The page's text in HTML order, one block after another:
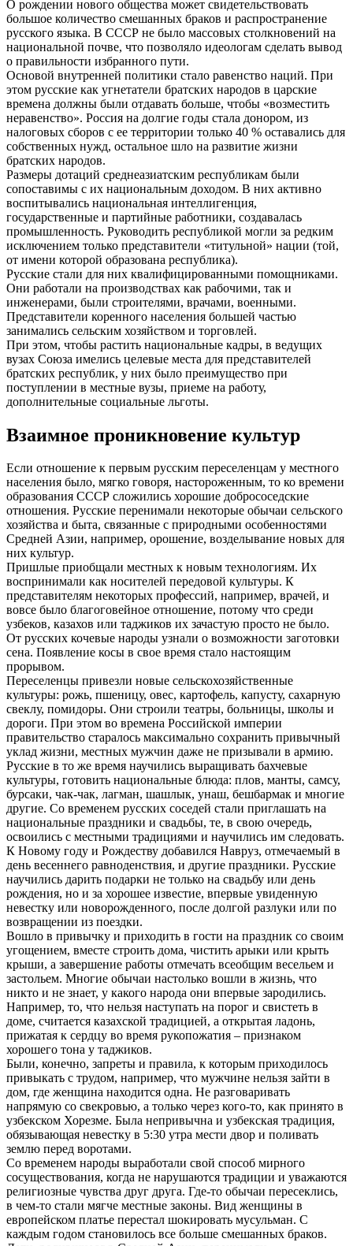
О рождении нового общества может свидетельствовать
большое количество смешанных браков и распространение
русского языка. В СССР не было массовых столкновений на
национальной почве, что позволяло идеологам сделать вывод
о правильности избранного пути.
Основой внутренней политики стало равенство наций. При
этом русские как угнетатели братских народов в царские
времена должны были отдавать больше, чтобы «возместить
неравенство». Россия на долгие годы стала донором, из
налоговых сборов с ее территории только 40 % оставались для
собственных нужд, остальное шло на развитие жизни
братских народов.
Размеры дотаций среднеазиатским республикам были
сопоставимы с их национальным доходом. В них активно
воспитывались национальная интеллигенция,
государственные и партийные работники, создавалась
промышленность. Руководить республикой могли за редким
исключением только представители «титульной» нации (той,
от имени которой образована республика).
Русские стали для них квалифицированными помощниками.
Они работали на производствах как рабочими, так и
инженерами, были строителями, врачами, военными.
Представители коренного населения большей частью
занимались сельским хозяйством и торговлей.
При этом, чтобы растить национальные кадры, в ведущих
вузах Союза имелись целевые места для представителей
братских республик, у них было преимущество при
поступлении в местные вузы, приеме на работу,
дополнительные социальные льготы.
Взаимное проникновение культур
Если отношение к первым русским переселенцам у местного
населения было, мягко говоря, настороженным, то ко времени
образования СССР сложились хорошие добрососедские
отношения. Русские перенимали некоторые обычаи сельского
хозяйства и быта, связанные с природными особенностями
Средней Азии, например, орошение, возделывание новых для
них культур.
Пришлые приобщали местных к новым технологиям. Их
воспринимали как носителей передовой культуры. К
представителям некоторых профессий, например, врачей, и
вовсе было благоговейное отношение, потому что среди
узбеков, казахов или таджиков их зачастую просто не было.
От русских кочевые народы узнали о возможности заготовки
сена. Появление косы в свое время стало настоящим
прорывом.
Переселенцы привезли новые сельскохозяйственные
культуры: рожь, пшеницу, овес, картофель, капусту, сахарную
свеклу, помидоры. Они строили театры, больницы, школы и
дороги. При этом во времена Российской империи
правительство старалось максимально сохранить привычный
уклад жизни, местных мужчин даже не призывали в армию.
Русские в то же время научились выращивать бахчевые
культуры, готовить национальные блюда: плов, манты, самсу,
бурсаки, чак-чак, лагман, шашлык, унаш, бешбармак и многие
другие. Со временем русских соседей стали приглашать на
национальные праздники и свадьбы, те, в свою очередь,
освоились с местными традициями и научились им следовать.
К Новому году и Рождеству добавился Навруз, отмечаемый в
день весеннего равноденствия, и другие праздники. Русские
научились дарить подарки не только на свадьбу или день
рождения, но и за хорошее известие, впервые увиденную
невестку или новорожденного, после долгой разлуки или по
возвращении из поездки.
Вошло в привычку и приходить в гости на праздник со своим
угощением, вместе строить дома, чистить арыки или крыть
крыши, а завершение работы отмечать всеобщим весельем и
застольем. Многие обычаи настолько вошли в жизнь, что
никто и не знает, у какого народа они впервые зародились.
Например, то, что нельзя наступать на порог и свистеть в
доме, считается казахской традицией, а открытая ладонь,
прижатая к сердцу во время рукопожатия – признаком
хорошего тона у таджиков.
Были, конечно, запреты и правила, к которым приходилось
привыкать с трудом, например, что мужчине нельзя зайти в
дом, где женщина находится одна. Не разговаривать
напрямую со свекровью, а только через кого-то, как принято в
узбекском Хорезме. Была непривычна и узбекская традиция,
обязывающая невестку в 5:30 утра мести двор и поливать
землю перед воротами.
Со временем народы выработали свой способ мирного
сосуществования, когда не нарушаются традиции и уважаются
религиозные чувства друг друга. Где-то обычаи пересеклись,
в чем-то стали мягче местные законы. Вид женщины в
европейском платье перестал шокировать мусульман. С
каждым годом становилось все больше смешанных браков.